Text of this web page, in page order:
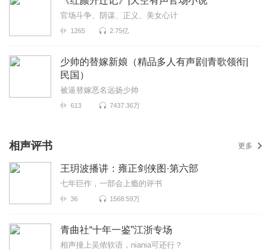
官场斗争、阴谋、正义、美女心计
1265 2.75亿
少帅的替嫁新娘（精品多人有声剧|青歌领衔|
民国）
被逼替嫁恶名远扬少帅
613 7437.36万
相声评书 更多
王玥波播讲：雍正剑侠图·第六部
七年巨作，一部会上瘾的评书
36 1568.59万
青曲社“十年一鉴”江浙专场
相声撞上吴侬软语，niania可还行？